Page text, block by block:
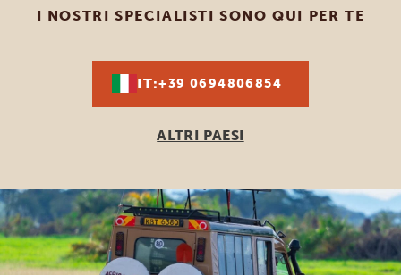
I NOSTRI SPECIALISTI SONO QUI PER TE
IT:+39 0694806854
ALTRI PAESI